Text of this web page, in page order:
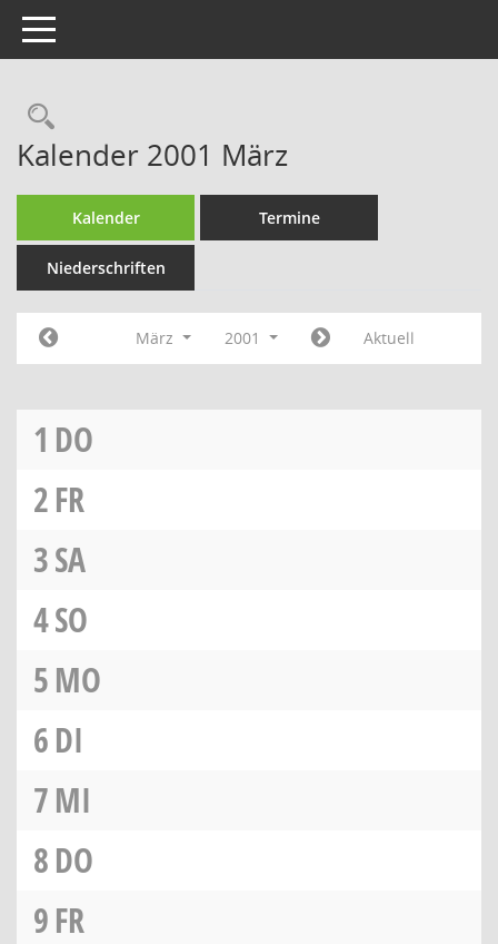
Toggle navigation
Rechercheauswahl
Kalender 2001 März
Kalender Termine
Niederschriften
März 2001 Aktuell
1 DO
2FR
3SA
4SO
5MO
6DI
7MI
8DO
9FR